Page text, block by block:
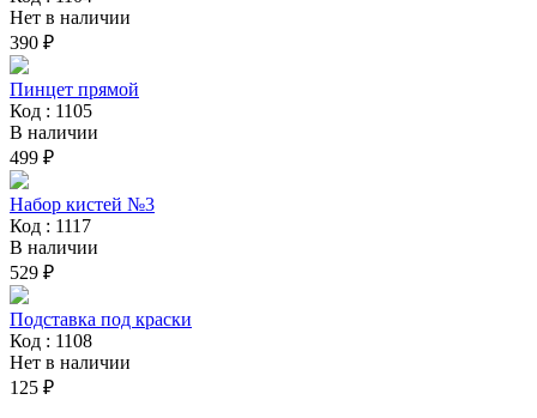
Нет в наличии
390 ₽
Пинцет прямой
Код : 1105
В наличии
499 ₽
Набор кистей №3
Код : 1117
В наличии
529 ₽
Подставка под краски
Код : 1108
Нет в наличии
125 ₽